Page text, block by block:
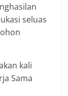
seluas
kali
Sama